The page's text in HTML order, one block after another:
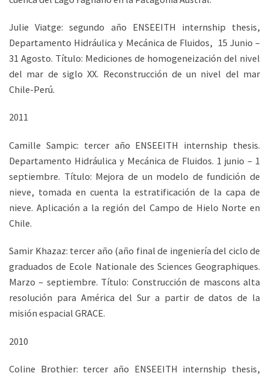
Julie Viatge: segundo año ENSEEITH internship thesis,
Departamento Hidráulica y Mecánica de Fluidos, 15 Junio –
31 Agosto. Título: Mediciones de homogeneización del nivel
del mar de siglo XX. Reconstrucción de un nivel del mar
Chile-Perú.
2011
Camille Sampic: tercer año ENSEEITH internship thesis.
Departamento Hidráulica y Mecánica de Fluidos. 1 junio – 1
septiembre. Título: Mejora de un modelo de fundición de
nieve, tomada en cuenta la estratificación de la capa de
nieve. Aplicación a la región del Campo de Hielo Norte en
Chile.
Samir Khazaz: tercer año (año final de ingeniería del ciclo de
graduados de Ecole Nationale des Sciences Geographiques.
Marzo – septiembre. Título: Construcción de mascons alta
resolución para América del Sur a partir de datos de la
misión espacial GRACE.
2010
Coline Brothier: tercer año ENSEEITH internship thesis,